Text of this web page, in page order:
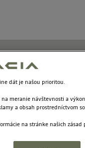
Strešné
lišty
dát je našou prioritou.
meranie návštevnosti a
a obsah prostredníctvom
na stránke našich zásad